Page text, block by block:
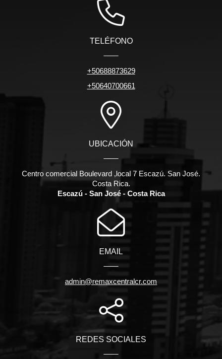
TELÉFONO
+50688873629
+50640700661
UBICACIÓN
Centro comercial Boulevard ,local 7 Escazú. San José.
Costa Rica.
Escazú - San José - Costa Rica
EMAIL
admin@remaxcentralcr.com
REDES SOCIALES